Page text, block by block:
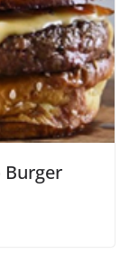
Burger